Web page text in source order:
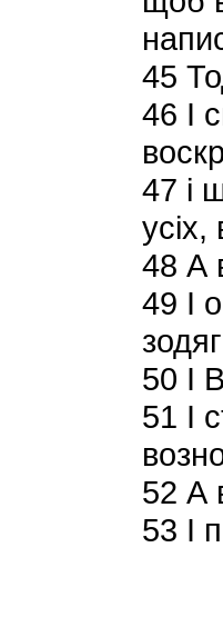
45
46 І
47 і
48 А
49 І
50 І
51 І
52 А
53 І